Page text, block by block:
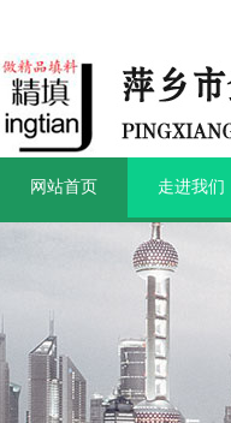
网站首页 走进我们